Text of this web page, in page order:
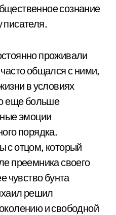
сознание
проживали
общался с ними,
в условиях
еще больше
эмоции
порядка.
с отцом, который
преемника своего
чувство бунта
решил
и свободной